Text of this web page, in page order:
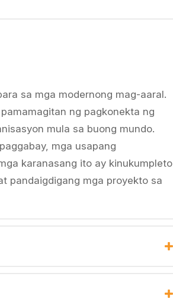
sa mga modernong mag-aaral.
ng pagkonekta ng
mula sa buong mundo.
mga usapang
karanasang ito ay kinukumpleto
pandaigdigang mga proyekto sa